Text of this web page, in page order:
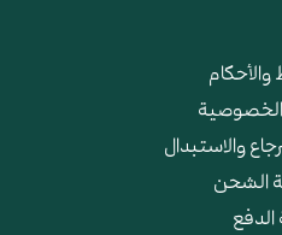
والاستبدال
الشحن
الدفع